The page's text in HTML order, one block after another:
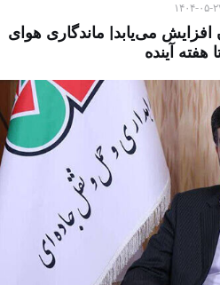
۰۵-۲۷
می‌یابد| ماندگاری هوای
هفته آینده